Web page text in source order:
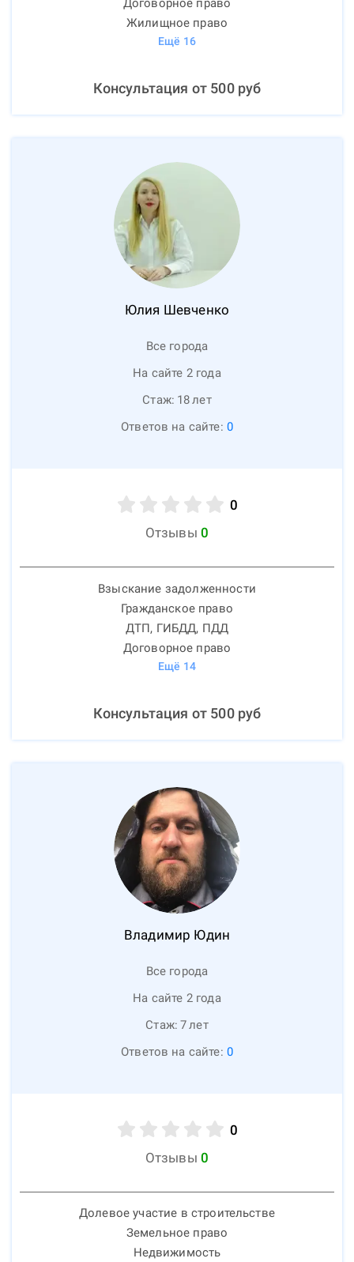
Договорное право
Жилищное право
Ещё 16
Консультация от 500руб
Юлия Шевченко
Все города
На сайте 2 года
Стаж: 18лет
Ответов на сайте: 0
0
Отзывы 0
Взыскание задолженности
Гражданское право
ДТП, ГИБДД, ПДД
Договорное право
Ещё 14
Консультация от 500руб
Владимир Юдин
Все города
На сайте 2 года
Стаж: 7лет
Ответов на сайте: 0
0
Отзывы 0
Долевое участие в строительстве
Земельное право
Недвижимость